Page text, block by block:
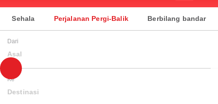
Sehala Perjalanan Pergi-Balik Berbilang bandar
Dari
Asal
Ke
Destinasi